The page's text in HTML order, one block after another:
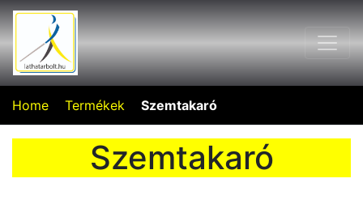
Home Termékek Szemtakaró
Szemtakaró